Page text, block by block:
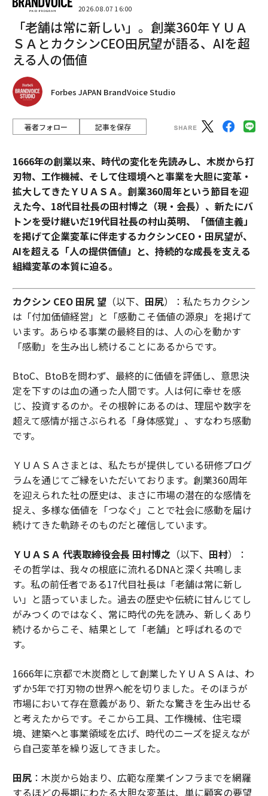
2026.08.07 16:00
「老舗は常に新しい」。創業360年ＹＵＡ
ＳＡとカクシンCEO田尻望が語る、AIを超
える人の価値
Forbes JAPAN BrandVoice Studio
著者フォロー 記事を保存
1666年の創業以来、時代の変化を先読みし、木炭から打
刃物、工作機械、そして住環境へと事業を大胆に変革・
拡大してきたＹＵＡＳＡ。創業360周年という節目を迎
えた今、18代目社長の田村博之（現・会長）、新たにバ
トンを受け継いだ19代目社長の村山英明、「価値主義」
を掲げて企業変革に伴走するカクシンCEO・田尻望が、
AIを超える「人の提供価値」と、持続的な成長を支える
組織変革の本質に迫る。
カクシン CEO 田尻 望（以下、 田尻）：私たちカクシン
は「付加価値経営」と「感動こそ価値の源泉」を掲げて
います。あらゆる事業の最終目的は、人の心を動かす
「感動」を生み出し続けることにあるからです。
BtoC、BtoBを問わず、最終的に価値を評価し、意思決
定を下すのは血の通った人間です。人は何に幸せを感
じ、投資するのか。その根幹にあるのは、理屈や数字を
超えて感情が揺さぶられる「身体感覚」、すなわち感動
です。
ＹＵＡＳＡさまとは、私たちが提供している研修プログ
ラムを通じてご縁をいただいております。創業360周年
を迎えられた社の歴史は、まさに市場の潜在的な感情を
捉え、多様な価値を「つなぐ」ことで社会に感動を届け
続けてきた軌跡そのものだと確信しています。
ＹＵＡＳＡ 代表取締役会長 田村博之（以下、 田村）：
その哲学は、我々の根底に流れるDNAと深く共鳴しま
す。私の前任者である17代目社長は「老舗は常に新し
い」と語っていました。過去の歴史や伝統に甘んじてし
がみつくのではなく、常に時代の先を読み、新しくあり
続けるからこそ、結果として「老舗」と呼ばれるので
す。
1666年に京都で木炭商として創業したＹＵＡＳＡは、わ
ずか5年で打刃物の世界へ舵を切りました。そのほうが
市場において存在意義があり、新たな驚きを生み出せる
と考えたからです。そこから工具、工作機械、住宅環
境、建築へと事業領域を広げ、時代のニーズを捉えなが
ら自己変革を繰り返してきました。
田尻：木炭から始まり、広範な産業インフラまでを網羅
するほどの長期にわたる大胆な変革は、単に顧客の要望